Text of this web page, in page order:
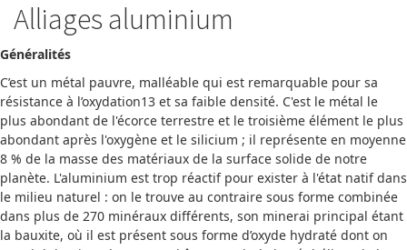
Alliages aluminium
Généralités
C’est un métal pauvre, malléable qui est remarquable pour sa
résistance à l’oxydation13 et sa faible densité. C'est le métal le
plus abondant de l'écorce terrestre et le troisième élément le plus
abondant après l'oxygène et le silicium ; il représente en moyenne
8 % de la masse des matériaux de la surface solide de notre
planète. L'aluminium est trop réactif pour exister à l'état natif dans
le milieu naturel : on le trouve au contraire sous forme combinée
dans plus de 270 minéraux différents, son minerai principal étant
la bauxite, où il est présent sous forme d’oxyde hydraté dont on